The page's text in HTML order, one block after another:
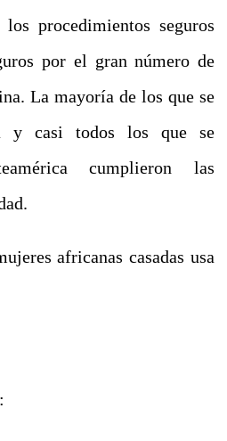
procedimientos seguros
por el gran número de
La mayoría de los que se
y casi todos los que se
cumplieron las
africanas casadas usa
: